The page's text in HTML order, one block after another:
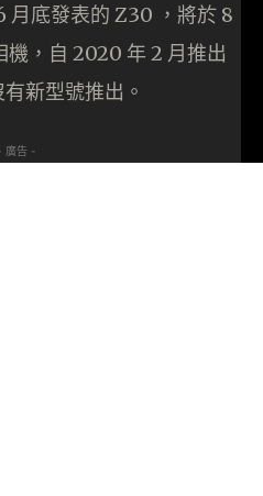
月底發表的 Z30 ，將於 8
機，自 2020 年 2 月推出
新型號推出。
廣告 -